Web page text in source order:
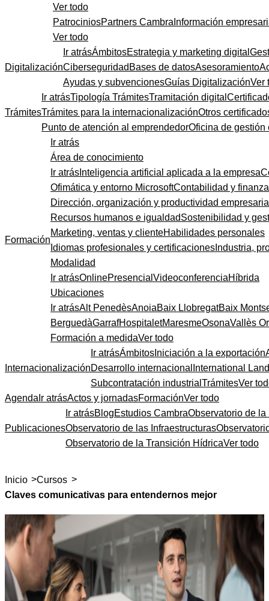
Ver todo
PatrociniosPartners Cambra Información
Ver todo
Digitalización
Ir atrásÁmbitosEstrategia y marketing digital
Ciberseguridad Bases de datosAsesoramiento
Ayudas y subvencionesGuías DigitalizaciónVer
Trámites
Ir atrásTipología TrámitesTramitación digital
Trámites para la internacionalizaciónOtros
Punto de atención al emprendedorOficina de gestión
Formación
Ir atrás
Área de conocimiento
Ir atrás Inteligencia artificial aplicada a la empresa
Ofimática y entorno MicrosoftContabilidad y
Dirección, organización y productividad
Recursos humanos e igualdadSostenibilidad y
Marketing, ventas y clienteHabilidades personales
Idiomas profesionales y certificaciones Industria,
Modalidad
Ir atrásOnlinePresencial VideoconferenciaHíbrida
Ubicaciones
Ir atrásAlt PenedèsAnoiaBaix LlobregatBaix
BerguedàGarrafHospitaletMaresmeOsonaVallès
Formación a medidaVer todo
Internacionalización
Ir atrásÁmbitos Iniciación a la exportación
Desarrollo internacional International
Subcontratación industrial TrámitesVer
Agenda Ir atrásActos y jornadasFormaciónVer todo
Publicaciones
Ir atrásBlogEstudios CambraObservatorio de la
Observatorio de las Infraestructuras
Observatorio de la Transición HídricaVer todo
Inicio >Cursos >
Claves comunicativas para entendernos mejor